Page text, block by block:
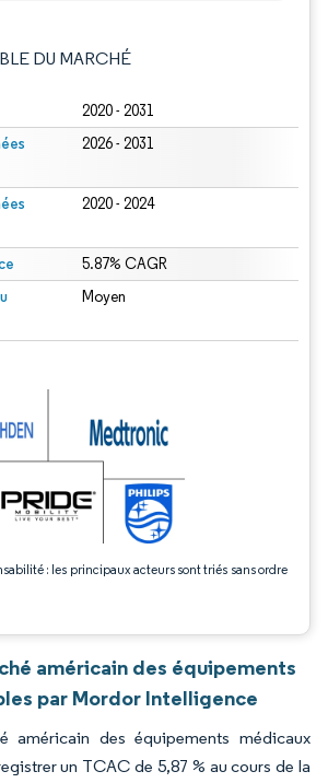
DU MARCHÉ
2020 - 2031
2026 - 2031
2020 - 2024
5.87% CAGR
Moyen
: les principaux acteurs sont triés sans ordre
La réutilisation nécessite une attribution sous CC
américain des équipements
par Mordor Intelligence
américain des équipements médicaux
un TCAC de 5,87 % au cours de la